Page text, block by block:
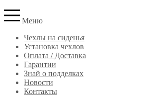
Меню
Чехлы на сиденья
Установка чехлов
Оплата / Доставка
Гарантии
Знай о подделках
Новости
Контакты